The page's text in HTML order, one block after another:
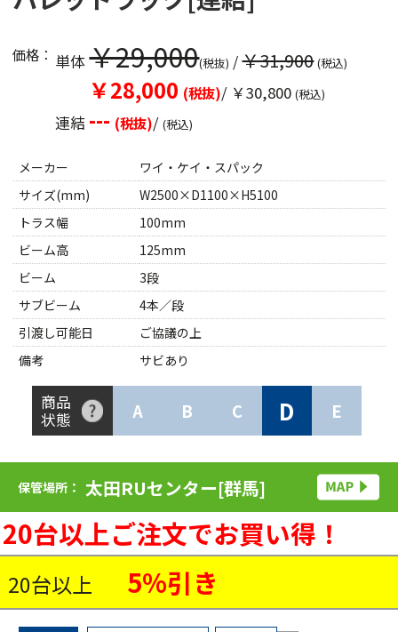
価格： 単体￥29,000(税抜) /￥31,900 (税込)
￥28,000 (税抜)/ ￥30,800 (税込)
連結 --- (税抜)/(税込)
メーカー
ワイ・ケイ・スパック
サイズ(mm)
W2500×D1100×H5100
トラス幅
100mm
ビーム高
125mm
ビーム
3段
サブビーム
4本／段
引渡し可能日
ご協議の上
備考
サビあり
商品
状態
A B C D E
保管場所： 太田RUセンター[群馬]
20台以上ご注文でお買い得！
20台以上 5%引き